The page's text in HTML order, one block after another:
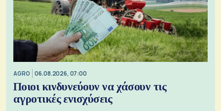
AGRO 06.08.2026, 07:00
Ποιοι κινδυνεύουν να χάσουν τις
αγροτικές ενισχύσεις